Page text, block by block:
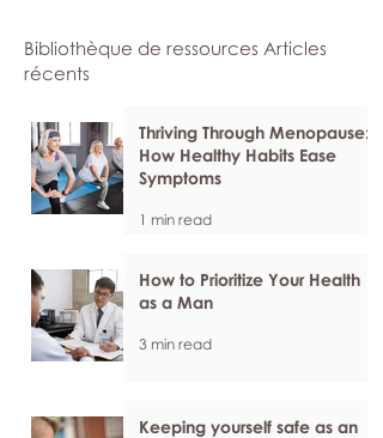
Bibliothèque de ressources Articles
récents
Thriving Through Menopause:
How Healthy Habits Ease
Symptoms
1 min read
How to Prioritize Your Health
as a Man
3 min read
Keeping yourself safe as an